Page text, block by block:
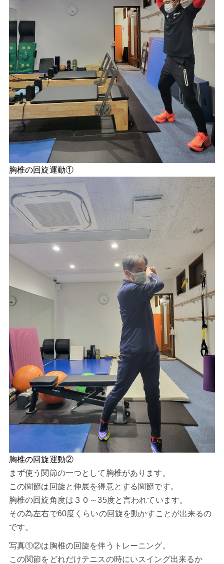
胸椎の回旋運動①
胸椎の回旋運動②
まず使う関節の一つとして胸椎があります。
この関節は回旋と伸展を得意とする関節です。
胸椎の回旋角度は３０～35度と言われています。
その為左右で60度くらいの回旋を動かすことが出来るの
です。
写真①②は胸椎の回旋を伴うトレーニング。
この関節をどれだけテニスの時にいスイング出来るか